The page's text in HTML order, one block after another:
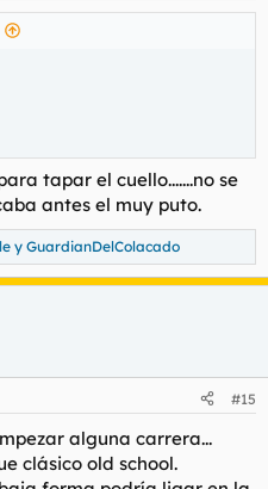
tapar el cuello.......no se
antes el muy puto.
y GuardianDelColacado
#15
alguna carrera...
clásico old school.